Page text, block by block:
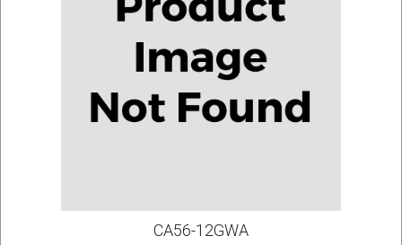
CA56-12GWA